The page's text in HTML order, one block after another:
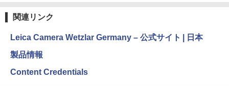
関連リンク
Leica Camera Wetzlar Germany – 公式サイト | 日本
製品情報
Content Credentials